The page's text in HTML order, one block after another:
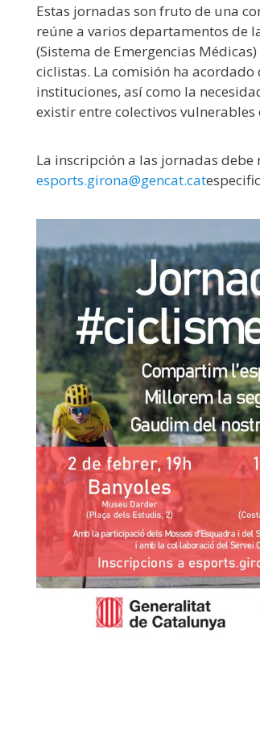
Estas jornadas son fruto de una
reúne a varios departamentos de
(Sistema de Emergencias
ciclistas. La comisión ha
instituciones, así como la
existir entre colectivos vulnerables
La inscripción a las jornadas
esports.girona@gencat.cat